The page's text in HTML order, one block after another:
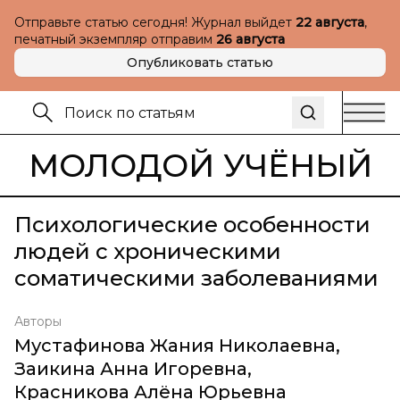
Отправьте статью сегодня! Журнал выйдет 22 августа,
печатный экземпляр отправим 26 августа
Опубликовать статью
МОЛОДОЙ УЧЁНЫЙ
Психологические особенности
людей с хроническими
соматическими заболеваниями
Авторы
Мустафинова Жания Николаевна,
Заикина Анна Игоревна,
Красникова Алёна Юрьевна